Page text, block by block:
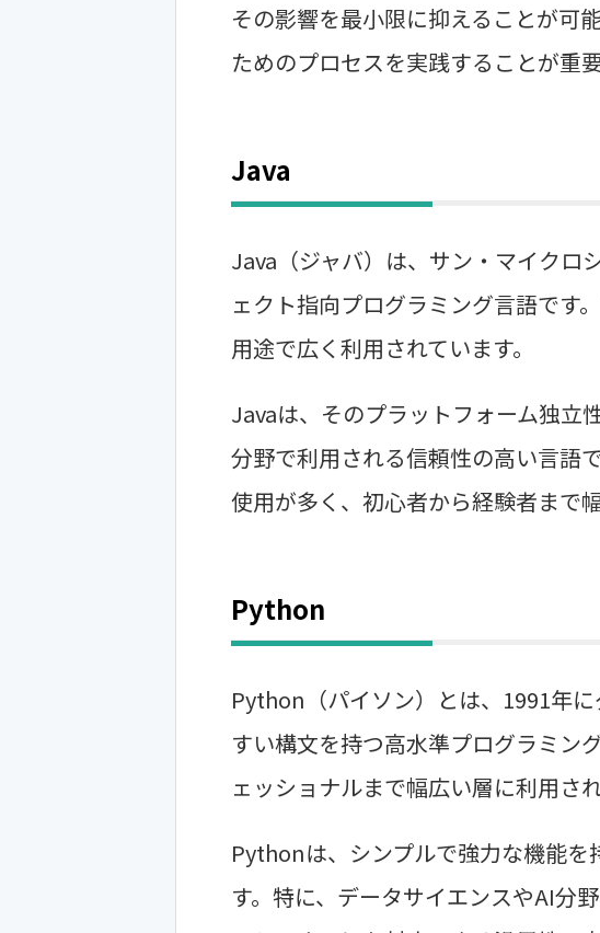
その影響を最小限に抑えることが可
ためのプロセスを実践することが重要
Java
Java（ジャバ）は、サン・マイクロ
ェクト指向プログラミング言語です
用途で広く利用されています。
Javaは、そのプラットフォーム独立
分野で利用される信頼性の高い言語
使用が多く、初心者から経験者まで
Python
Python（パイソン）とは、1991年
すい構文を持つ高水準プログラミン
ェッショナルまで幅広い層に利用され
Pythonは、シンプルで強力な機能
す。特に、データサイエンスやAI分